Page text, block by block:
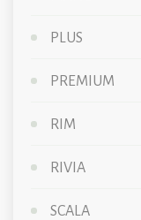
PLUS
PREMIUM
RIM
RIVIA
SCALA